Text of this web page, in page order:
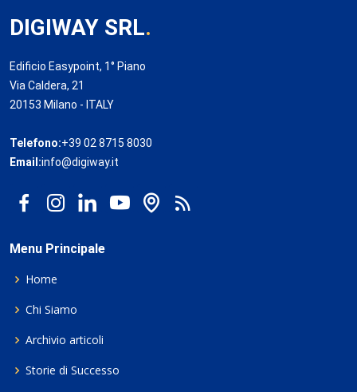
DIGIWAY SRL.
Edificio Easypoint, 1° Piano
Via Caldera, 21
20153 Milano - ITALY
Telefono:+39 02 8715 8030
Email:info@digiway.it
Menu Principale
Home
Chi Siamo
Archivio articoli
Storie di Successo